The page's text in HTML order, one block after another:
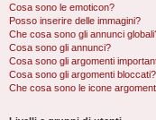
Cosa sono le emoticon?
Posso inserire delle immagini?
Che cosa sono gli annunci
Cosa sono gli annunci?
Cosa sono gli argomenti
Cosa sono gli argomenti bloccati?
Che cosa sono le icone